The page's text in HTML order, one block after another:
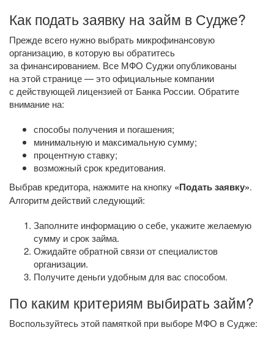
Как подать заявку на займ в Судже?
Прежде всего нужно выбрать микрофинансовую
организацию, в которую вы обратитесь
за финансированием. Все МФО Суджи опубликованы
на этой странице — это официальные компании
с действующей лицензией от Банка России. Обратите
внимание на:
способы получения и погашения;
минимальную и максимальную сумму;
процентную ставку;
возможный срок кредитования.
Выбрав кредитора, нажмите на кнопку «Подать заявку».
Алгоритм действий следующий:
Заполните информацию о себе, укажите желаемую
сумму и срок займа.
Ожидайте обратной связи от специалистов
организации.
Получите деньги удобным для вас способом.
По каким критериям выбирать займ?
Воспользуйтесь этой памяткой при выборе МФО в Судже: